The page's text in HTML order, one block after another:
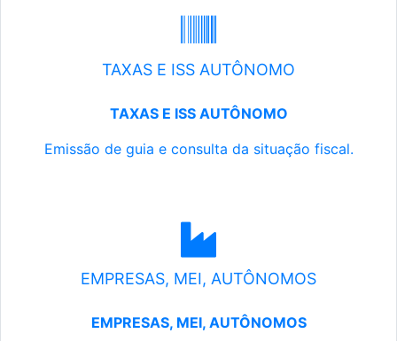
TAXAS E ISS AUTÔNOMO
TAXAS E ISS AUTÔNOMO
Emissão de guia e consulta da situação fiscal.
EMPRESAS, MEI, AUTÔNOMOS
EMPRESAS, MEI, AUTÔNOMOS